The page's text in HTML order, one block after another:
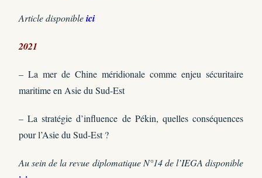
Article disponibleici
2021
– La mer de Chine méridionale comme enjeu sécuritaire
maritime en Asie du Sud-Est
– La stratégie d’influence de Pékin, quelles conséquences
pour l’Asie du Sud-Est ?
Au sein de la revue diplomatique N°14 de l’IEGA disponible